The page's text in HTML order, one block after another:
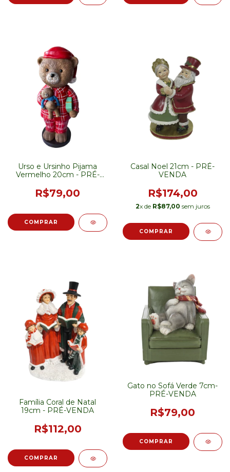
Urso e Ursinho Pijama
Vermelho 20cm - PRÉ-
R$79,00
Casal Noel 21cm - PRÉ-
VENDA
R$174,00
2x de R$87,00 sem juros
Família Coral de Natal
19cm - PRÉ-VENDA
R$112,00
Gato no Sofá Verde 7cm-
PRÉ-VENDA
R$79,00